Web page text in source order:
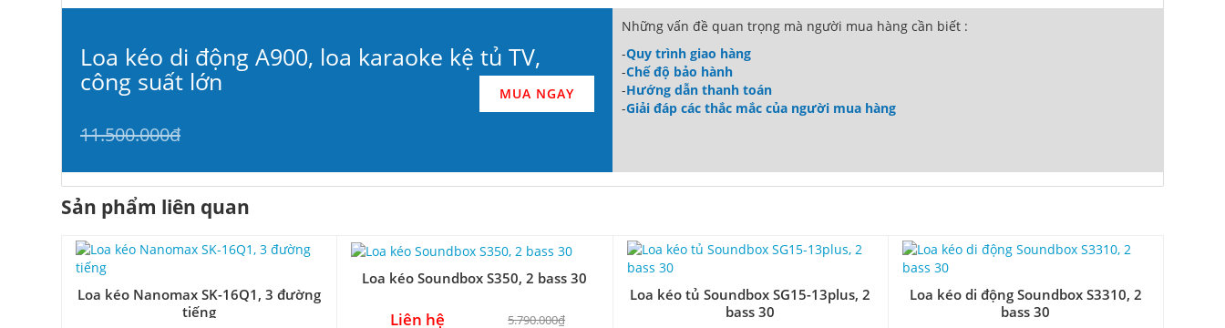
Loa kéo di động A900, loa karaoke kệ tủ TV,
công suất lớn
11.500.000đ
MUA NGAY
Những vấn đề quan trọng mà người mua hàng cần biết :
-Quy trình giao hàng
-Chế độ bảo hành
-Hướng dẫn thanh toán
-Giải đáp các thắc mắc của người mua hàng
Sản phẩm liên quan
Loa kéo Nanomax SK-16Q1, 3 đường
tiếng
Loa kéo Soundbox S350, 2 bass 30
Liên hệ 5.790.000₫
Loa kéo tủ Soundbox SG15-13plus, 2
bass 30
Loa kéo di động Soundbox S3310, 2
bass 30